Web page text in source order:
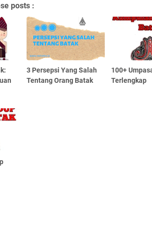
posts :
3 Persepsi Yang Salah
Tentang Orang Batak
100+
Terlengkap